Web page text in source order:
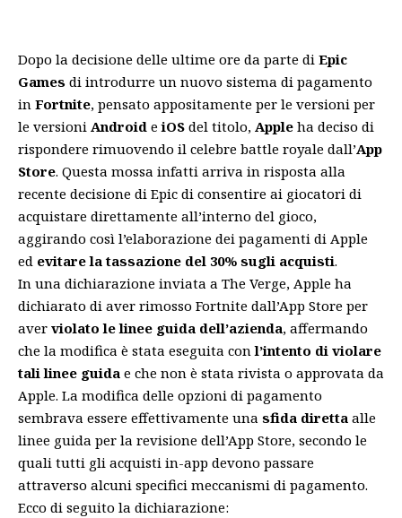
Dopo la decisione delle ultime ore da parte di Epic
Games di introdurre un nuovo sistema di pagamento
in Fortnite, pensato appositamente per le versioni per
le versioni Android eiOS del titolo, Apple ha deciso di
rispondere rimuovendo il celebre battle royale dall’App
Store. Questa mossa infatti arriva in risposta alla
recente decisione di Epic di consentire ai giocatori di
acquistare direttamente all’interno del gioco,
aggirando così l’elaborazione dei pagamenti di Apple
ed evitare la tassazione del 30% sugli acquisti.
In una dichiarazione inviata a The Verge, Apple ha
dichiarato di aver rimosso Fortnite dall’App Store per
aver violato le linee guida dell’azienda, affermando
che la modifica è stata eseguita con l’intento di violare
tali linee guida e che non è stata rivista o approvata da
Apple. La modifica delle opzioni di pagamento
sembrava essere effettivamente una sfida diretta alle
linee guida per la revisione dell’App Store, secondo le
quali tutti gli acquisti in-app devono passare
attraverso alcuni specifici meccanismi di pagamento.
Ecco di seguito la dichiarazione: